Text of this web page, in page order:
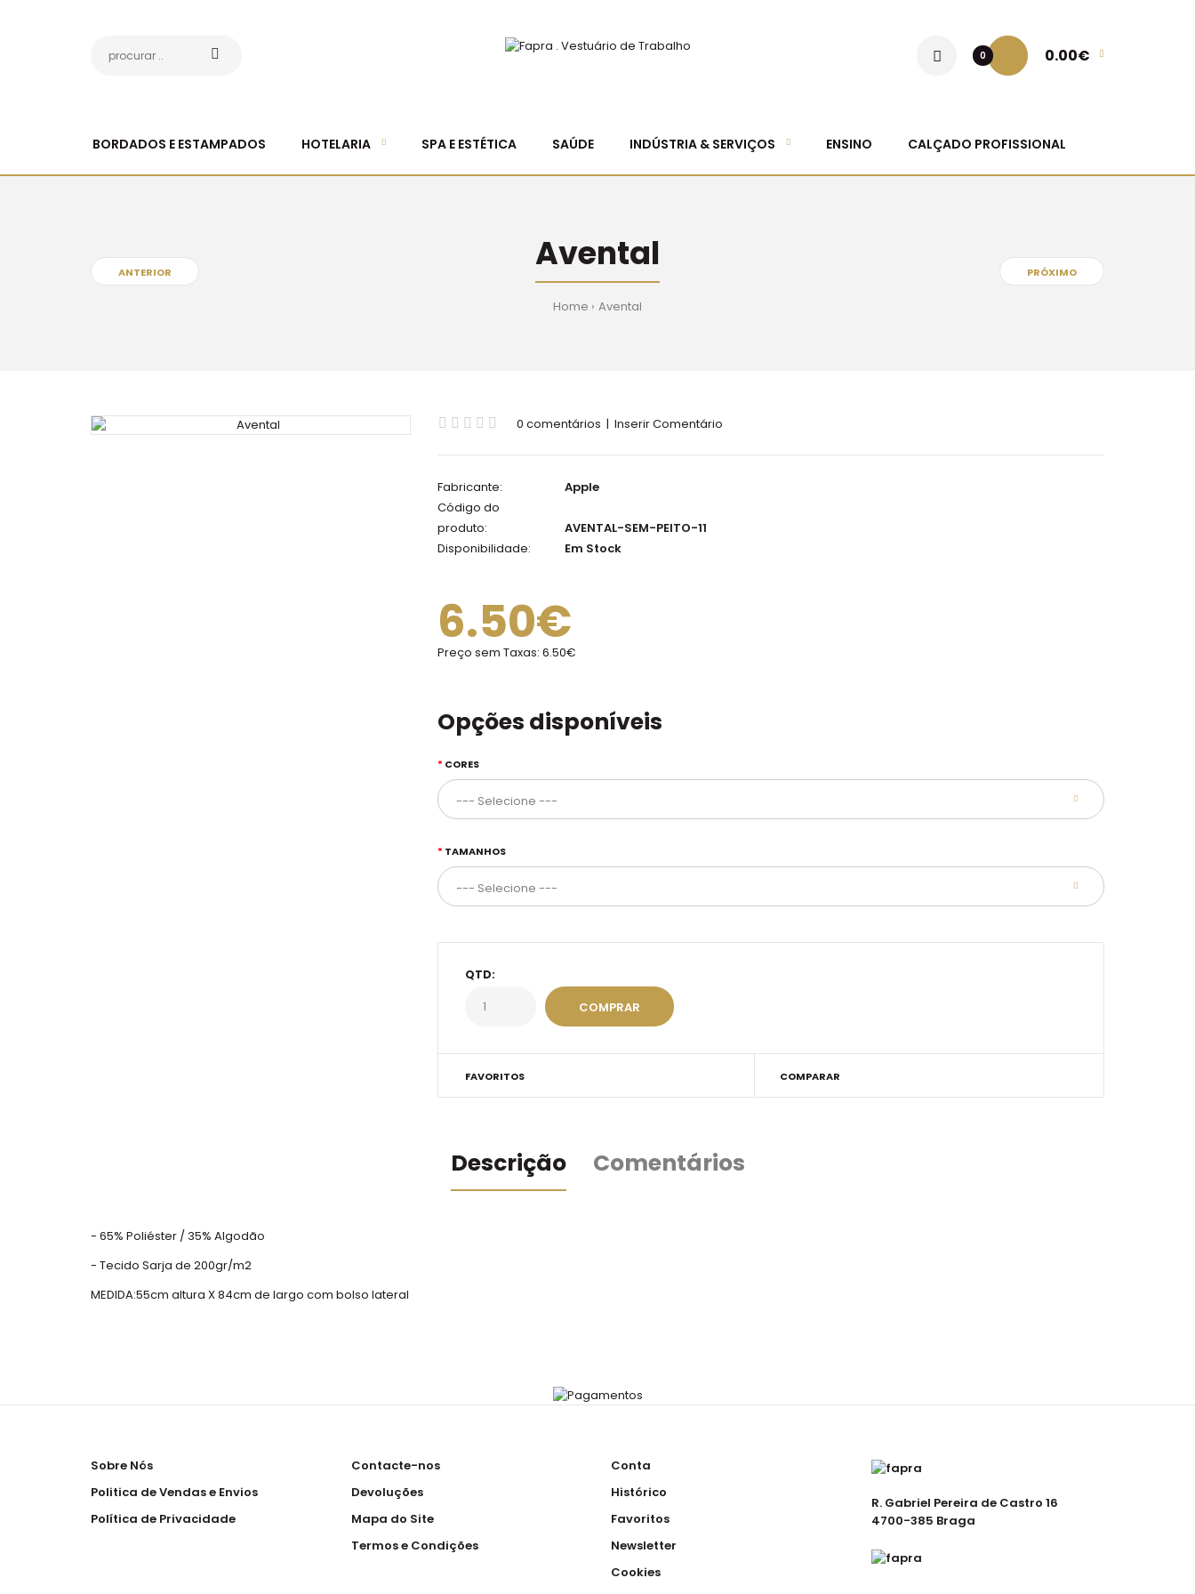
0 0.00€
BORDADOS E ESTAMPADOS HOTELARIA SPA E ESTÉTICA SAÚDE INDÚSTRIA & SERVIÇOS ENSINO CALÇADO PROFISSIONAL
ANTERIOR Avental
Home Avental
PRÓXIMO
0 comentários | Inserir Comentário
Fabricante:
Apple
Código do
produto:
AVENTAL-SEM-PEITO-11
Disponibilidade:
Em Stock
6.50€
Preço sem Taxas: 6.50€
Opções disponíveis
CORES
TAMANHOS
QTD:
FAVORITOS COMPARAR
Descrição Comentários
- 65% Poliéster / 35% Algodão
- Tecido Sarja de 200gr/m2
MEDIDA:55cm altura X 84cm de largo com bolso lateral
Sobre Nós
Politica de Vendas e Envios
Política de Privacidade
Contacte-nos
Devoluções
Mapa do Site
Termos e Condições
Conta
Histórico
Favoritos
Newsletter
Cookies
R. Gabriel Pereira de Castro 16
4700-385 Braga